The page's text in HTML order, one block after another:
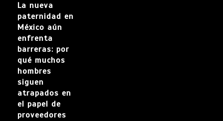
La nueva
paternidad en
México aún
enfrenta
barreras: por
qué muchos
hombres
siguen
atrapados en
el papel de
proveedores